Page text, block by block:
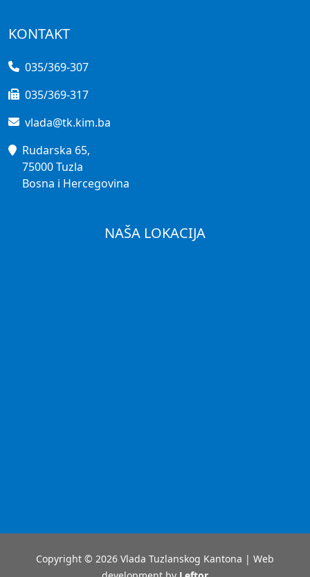
KONTAKT
035/369-307
035/369-317
vlada@tk.kim.ba
Rudarska 65,
75000 Tuzla
Bosna i Hercegovina
NAŠA LOKACIJA
Copyright © 2026 Vlada Tuzlanskog Kantona | Web